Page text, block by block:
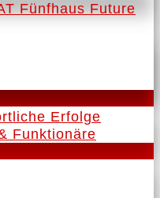
Fünfhaus Future
Erfolge
Funktionäre